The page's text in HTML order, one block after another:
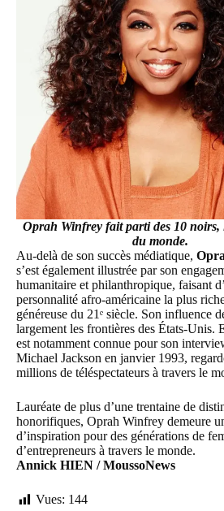
Oprah Winfrey fait parti des 10 noirs,
du monde.
Au-delà de son succès médiatique,
s’est également illustrée par son
humanitaire et philanthropique, faisant
personnalité afro-américaine la plus
généreuse du 21ᵉ siècle. Son influence
largement les frontières des États-Unis.
est notamment connue pour son
Michael Jackson en janvier 1993,
millions de téléspectateurs à travers le
Lauréate de plus d’une trentaine de
honorifiques, Oprah Winfrey demeure
d’inspiration pour des générations de
d’entrepreneurs à travers le monde.
Annick HIEN / MoussoNews
Vues: 144